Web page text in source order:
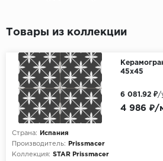
Товары из коллекции
45x45
Страна:
Испания
Производитель:
Prissmacer
Коллекция: STAR Prissmacer
4 986 ₽/
6 081.92 ₽/